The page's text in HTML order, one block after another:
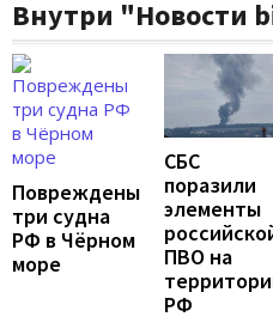
Внутри "Новости
Повреждены
три судна
РФ в Чёрном
море
СБС
поразили
элементы
ПВО на
РФ